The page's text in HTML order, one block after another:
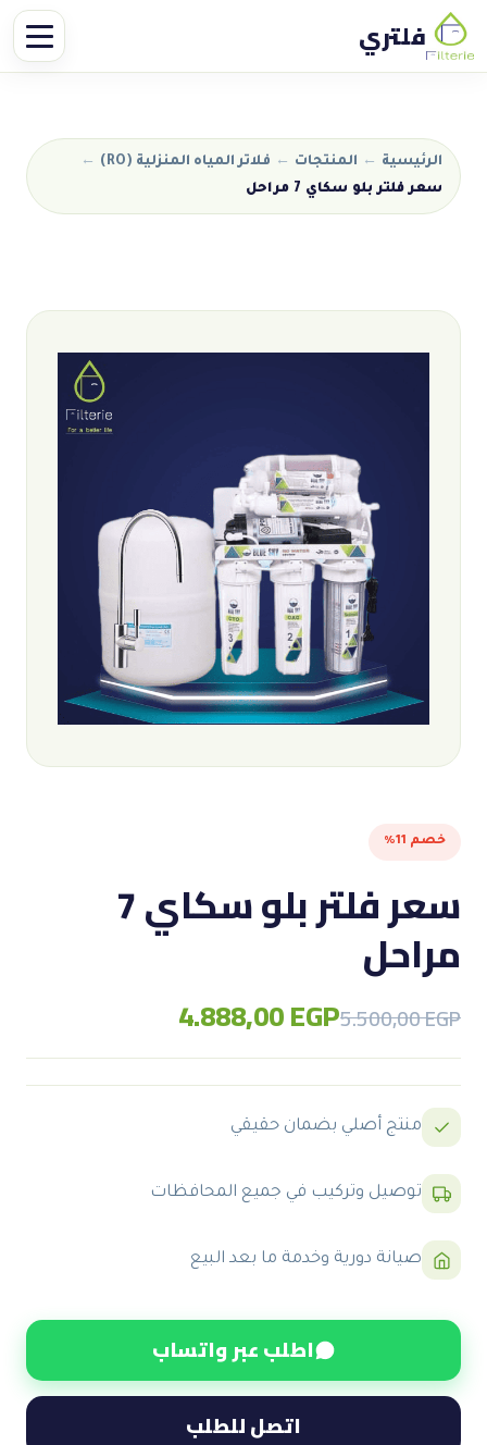
فلتري
الرئيسية ← المنتجات ← فلاتر المياه المنزلية (RO)
←
سعر فلتر بلو سكاي 7 مراحل
خصم 11%
سعر فلتر بلو سكاي 7
مراحل
5.500,00EGP
Original
was:
5.500,00 EGP.
4.888,00EGP
Current
is:
4.888,00 EGP.
منتج أصلي بضمان حقيقي
توصيل وتركيب في جميع المحافظات
صيانة دورية وخدمة ما بعد البيع
اطلب عبر واتساب
اتصل للطلب